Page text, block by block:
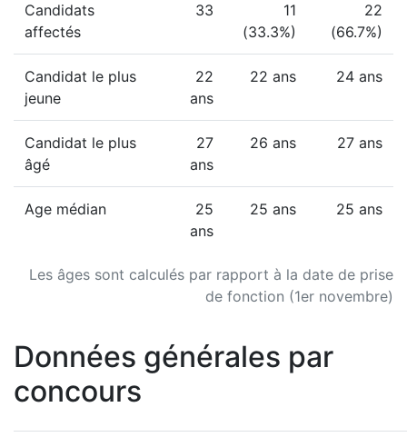
Les âges sont calculés par rapport à la date de prise
de fonction (1er novembre)
Candidats
affectés
33
11
(33.3%)
22
(66.7%)
Candidat le plus
jeune
22
ans
22 ans 24 ans
Candidat le plus
âgé
27
ans
26 ans 27 ans
Age médian
25
ans
25 ans 25 ans
Données générales par
concours